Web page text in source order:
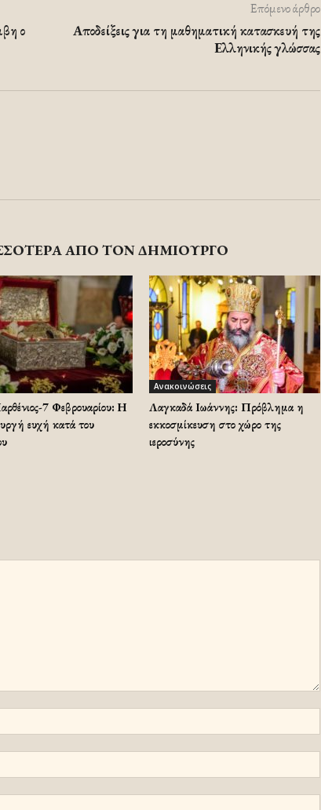
ο
Επόμενο άρθρο
Αποδείξεις για τη μαθηματική κατασκευή της
Ελληνικής γλώσσας
ΑΠΟ ΤΟΝ ΔΗΜΙΟΥΡΓΟ
7 Φεβρουαρίου: Η
ευχή κατά του
Ανακοινώσεις
Λαγκαδά Ιωάννης: Πρόβλημα η
εκκοσμίκευση στο χώρο της
ιεροσύνης